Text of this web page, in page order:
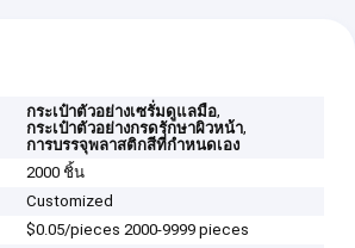
กระเป๋าตัวอย่างเซรั่มดูแลมือ,
กระเป๋าตัวอย่างกรดรักษาผิวหน้า,
การบรรจุพลาสติกสีที่กําหนดเอง
2000 ชิ้น
Customized
$0.05/pieces 2000-9999 pieces